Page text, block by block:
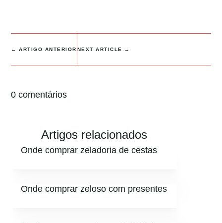
←ARTIGO ANTERIOR NEXT ARTICLE →
0 comentários
Artigos relacionados
Onde comprar zeladoria de cestas
Onde comprar zeloso com presentes